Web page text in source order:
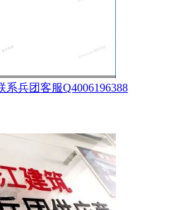
兵团客服Q4006196388